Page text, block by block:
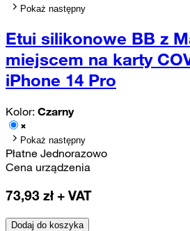
Pokaż następny
Etui silikonowe BB z
miejscem na karty
iPhone 14 Pro
Kolor: Czarny
Pokaż następny
Płatne Jednorazowo
Cena urządzenia
73,93 zł + VAT
Dodaj do koszyka